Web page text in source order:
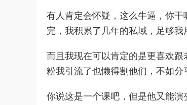
有人肯定会怀疑，这么牛逼，你
完，我积累了几年的私域，足够我
而且我现在可以肯定的是更喜欢
粉我引流了也懒得割他们，不如分
你说这是一个课吧，但是他又能